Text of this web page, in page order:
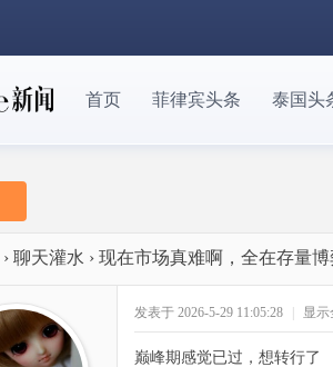
首页 菲律宾头条 泰国头
› 聊天灌水 › 现在市场真难啊，全在存量博
发表于 2026-5-29 11:05:28 显示
巅峰期感觉已过，想转行了